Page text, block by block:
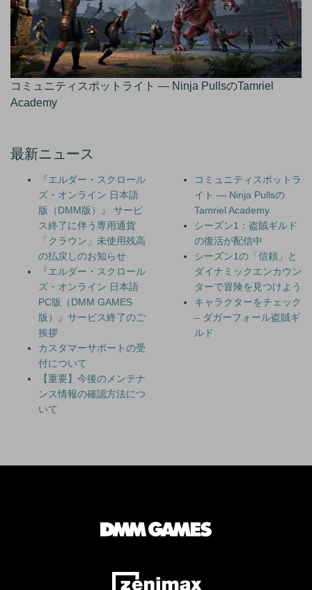
コミュニティスポットライト — Ninja PullsのTamriel
Academy
最新ニュース
『エルダー・スクロール
ズ・オンライン 日本語
版（DMM版）』 サービ
ス終了に伴う専用通貨
「クラウン」未使用残高
の払戻しのお知らせ
『エルダー・スクロール
ズ・オンライン 日本語
PC版（DMM GAMES
版）』サービス終了のご
挨拶
カスタマーサポートの受
付について
【重要】今後のメンテナ
ンス情報の確認方法につ
いて
コミュニティスポットラ
イト — Ninja Pullsの
Tamriel Academy
シーズン1：盗賊ギルド
の復活が配信中
シーズン1の「信頼」と
ダイナミックエンカウン
ターで冒険を見つけよう
キャラクターをチェック
– ダガーフォール盗賊ギ
ルド